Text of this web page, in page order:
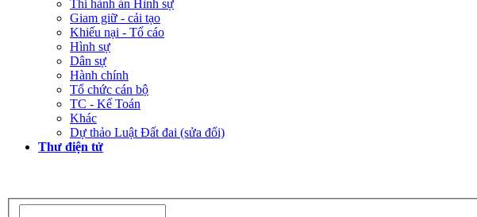
Thi hành án Hình sự
Giam giữ - cải tạo
Khiếu nại - Tố cáo
Hình sự
Dân sự
Hành chính
Tổ chức cán bộ
TC - Kế Toán
Khác
Dự thảo Luật Đất đai (sửa đổi)
Thư điện tử